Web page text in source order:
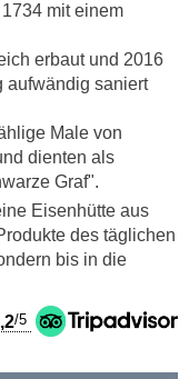
mit einem
erbaut und 2016
aufwändig saniert
Male von
dienten als
Graf".
Eisenhütte aus
des täglichen
bis in die
/5